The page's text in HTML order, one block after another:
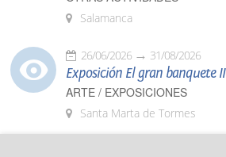
Salamanca
26/06/2026 31/08/2026
Exposición El gran banquete II
ARTE / EXPOSICIONES
Santa Marta de Tormes